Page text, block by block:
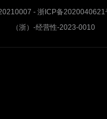
- 浙ICP备2020040621
（浙）-经营性-2023-0010